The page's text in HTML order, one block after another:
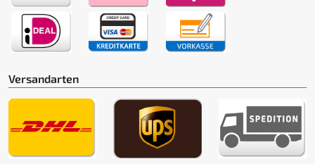
Versandarten